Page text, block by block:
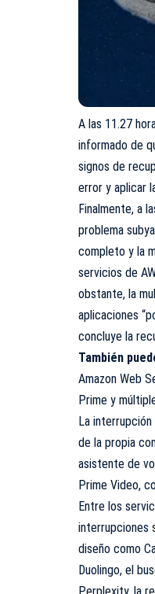
A las 11.27
informado de
signos de
error y aplicar
Finalmente, a
problema
completo y la
servicios de
obstante, la
aplicaciones
concluye la
También
Amazon Web
Prime y
La
de la propia
asistente de
Prime Video,
Entre los
interrupciones
diseño como
Duolingo, el